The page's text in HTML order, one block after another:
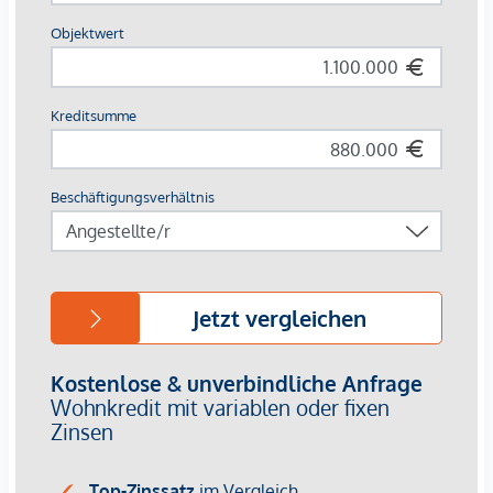
der Straßenbahnlinien 1 und O erreichen Sie ganz Wien
innerhalb kürzester Zeit. Zahlreiche Lokale, Restaurants,
Museen sowie die Innenstadt und Grünflächen
vervollständigen die traumhafte Lage.
Einen detaillierteren Einblick finden Sie auf unsererEHL-
Projekthomepage
Bereits fertiggestellt!
Die monatlichen Kosten werden noch bekanntgegeben.
dem zu vermittelnden Dritten ein familiäres oder
wirtschaftliches Naheverhältnis besteht.